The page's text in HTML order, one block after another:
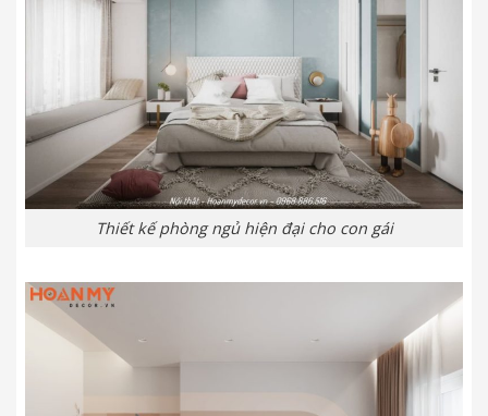
Thiết kế phòng ngủ hiện đại cho con gái